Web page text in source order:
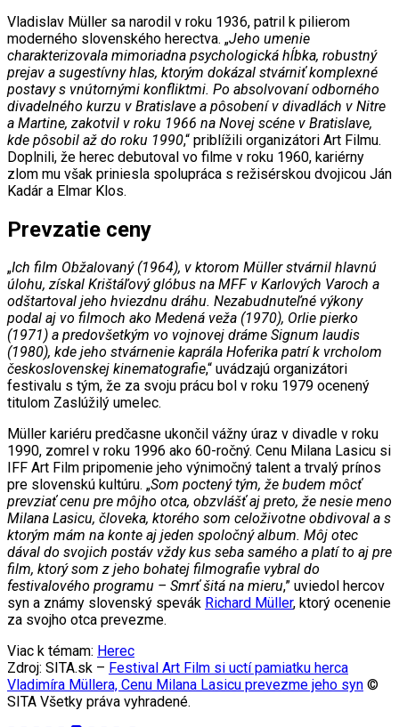
Vladislav Müller sa narodil v roku 1936, patril k pilierom
moderného slovenského herectva. „Jeho umenie
charakterizovala mimoriadna psychologická hĺbka, robustný
prejav a sugestívny hlas, ktorým dokázal stvárniť komplexné
postavy s vnútornými konfliktmi. Po absolvovaní odborného
divadelného kurzu v Bratislave a pôsobení v divadlách v Nitre
a Martine, zakotvil v roku 1966 na Novej scéne v Bratislave,
kde pôsobil až do roku 1990,“ priblížili organizátori Art Filmu.
Doplnili, že herec debutoval vo filme v roku 1960, kariérny
zlom mu však priniesla spolupráca s režisérskou dvojicou Ján
Kadár a Elmar Klos.
Prevzatie ceny
„Ich film Obžalovaný (1964), v ktorom Müller stvárnil hlavnú
úlohu, získal Krištáľový glóbus na MFF v Karlových Varoch a
odštartoval jeho hviezdnu dráhu. Nezabudnuteľné výkony
podal aj vo filmoch ako Medená veža (1970), Orlie pierko
(1971) a predovšetkým vo vojnovej dráme Signum laudis
(1980), kde jeho stvárnenie kaprála Hoferika patrí k vrcholom
československej kinematografie,“ uvádzajú organizátori
festivalu s tým, že za svoju prácu bol v roku 1979 ocenený
titulom Zaslúžilý umelec.
Müller kariéru predčasne ukončil vážny úraz v divadle v roku
1990, zomrel v roku 1996 ako 60-ročný. Cenu Milana Lasicu si
IFF Art Film pripomenie jeho výnimočný talent a trvalý prínos
pre slovenskú kultúru. „Som poctený tým, že budem môcť
prevziať cenu pre môjho otca, obzvlášť aj preto, že nesie meno
Milana Lasicu, človeka, ktorého som celoživotne obdivoval a s
ktorým mám na konte aj jeden spoločný album. Môj otec
dával do svojich postáv vždy kus seba samého a platí to aj pre
film, ktorý som z jeho bohatej filmografie vybral do
festivalového programu – Smrť šitá na mieru,” uviedol hercov
syn a známy slovenský spevák Richard Müller, ktorý ocenenie
za svojho otca prevezme.
Viac k témam: Herec
Zdroj: SITA.sk – Festival Art Film si uctí pamiatku herca
Vladimíra Müllera, Cenu Milana Lasicu prevezme jeho syn ©
SITA Všetky práva vyhradené.